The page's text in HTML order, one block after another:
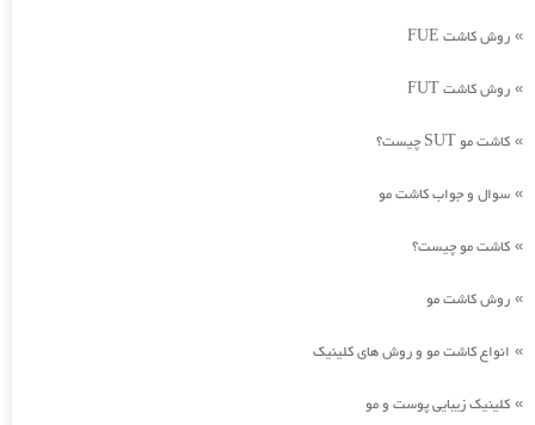
» روش کاشت FUE
» روش کاشت FUT
» کاشت مو SUT چیست؟
» سوال و جواب کاشت مو
» کاشت مو چیست؟
» روش کاشت مو
» انواع کاشت مو و روش های کلینیک
» کلینیک زیبایی پوست و مو